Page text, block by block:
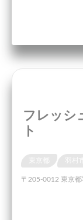
フレッシ
ト
東京都
〒205-0012 東京